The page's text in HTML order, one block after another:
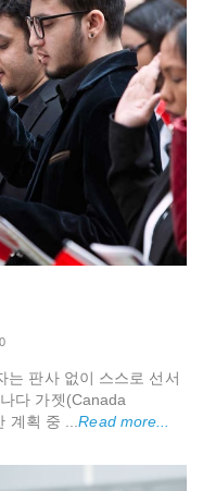
는 판사 없이 스스로 선서
다 가젯(Canada
계획 중 ...Read more...